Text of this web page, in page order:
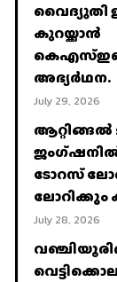
വൈദ്യുതി
കുറയ്ക്കാൻ
അഭ്യര്‍ഥന.
July 29, 2026
ജംഗ്ഷനിൽ
ടോറസ്
ലോറിക്കും
July 28, 2026